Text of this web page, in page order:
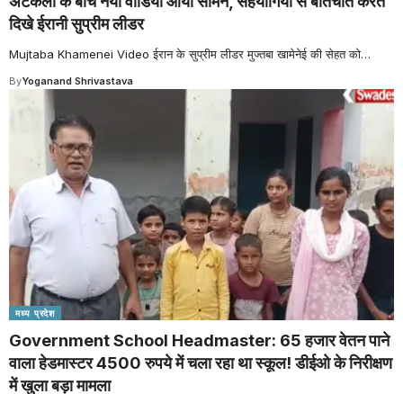
दिखे ईरानी सुप्रीम लीडर
Mujtaba Khamenei Video ईरान के सुप्रीम लीडर मुज्तबा खामेनेई की सेहत को…
ByYoganand Shrivastava
मध्य प्रदेश
Government School Headmaster: 65 हजार वेतन पाने
वाला हेडमास्टर 4500 रुपये में चला रहा था स्कूल! डीईओ के निरीक्षण
में खुला बड़ा मामला